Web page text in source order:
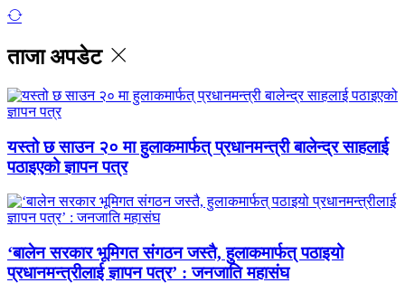
ताजा अपडेट
यस्तो छ साउन २० मा हुलाकमार्फत् प्रधानमन्त्री बालेन्द्र साहलाई
पठाइएको ज्ञापन पत्र
‘बालेन सरकार भूमिगत संगठन जस्तै, हुलाकमार्फत् पठाइयो
प्रधानमन्त्रीलाई ज्ञापन पत्र’ : जनजाति महासंघ